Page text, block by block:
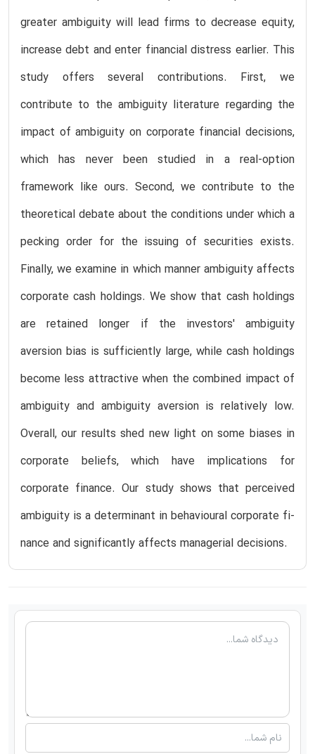
greater ambiguity will lead firms to decrease equity,
increase debt and enter financial distress earlier. This
study offers several contributions. First, we
contribute to the ambiguity literature regarding the
impact of ambiguity on corporate financial decisions,
which has never been studied in a real-option
framework like ours. Second, we contribute to the
theoretical debate about the conditions under which a
pecking order for the issuing of securities exists.
Finally, we examine in which manner ambiguity affects
corporate cash holdings. We show that cash holdings
are retained longer if the investors' ambiguity
aversion bias is sufficiently large, while cash holdings
become less attractive when the combined impact of
ambiguity and ambiguity aversion is relatively low.
Overall, our results shed new light on some biases in
corporate beliefs, which have implications for
corporate finance. Our study shows that perceived
ambiguity is a determinant in behavioural corporate fi-
nance and significantly affects managerial decisions.